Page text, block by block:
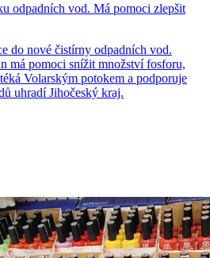
odpadních vod. Má pomoci zlepšit
do nové čistírny odpadních vod.
má pomoci snížit množství fosforu,
Volarským potokem a podporuje
uhradí Jihočeský kraj.